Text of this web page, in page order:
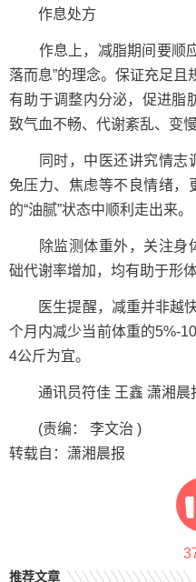
作息处方
作息上，减脂期间要顺应
落而息”的理念。保证充足且
有助于调整内分泌，促进脂
致气血不畅、代谢紊乱、变
同时，中医还讲究情志
免压力、焦虑等不良情绪，
的“油腻”状态中顺利走出来。
除监测体重外，关注身
础代谢率增加，均有助于形
医生提醒，减重并非越快
个月内减少当前体重的5%-
4公斤为宜。
通讯员符佳 王鑫 潇湘晨
(责编： 李文治 )
转载自：潇湘晨报
推荐文章